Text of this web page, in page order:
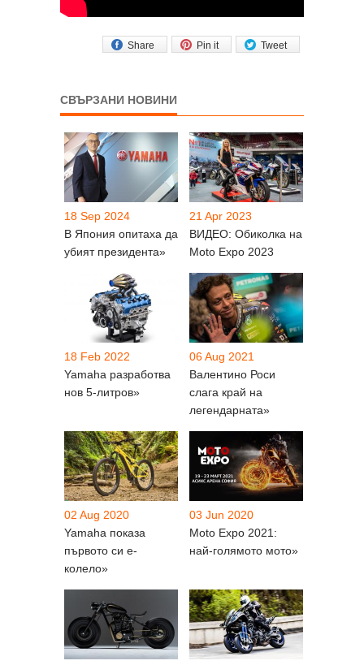
Tweet
Pin it
Share
СВЪРЗАНИ НОВИНИ
18 Sep 2024
В Япония опитаха да
убият президента»
21 Apr 2023
ВИДЕО: Обиколка на
Moto Expo 2023
18 Feb 2022
Yamaha разработва
нов 5-литров»
06 Aug 2021
Валентино Роси
слага край на
легендарната»
02 Aug 2020
Yamaha показа
първото си е-
колело»
03 Jun 2020
Moto Expo 2021:
най-голямото мото»